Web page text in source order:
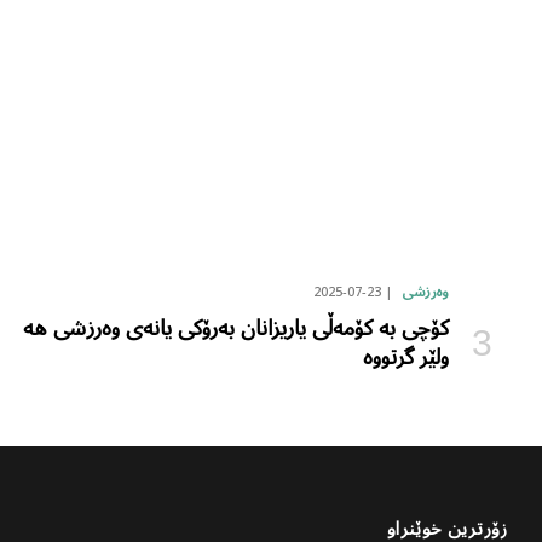
وەرزشی 2025-07-23
کۆچی بە کۆمەڵی یاریزانان بەرۆکی یانەی وەرزشی هە
ولێر گرتووە
زۆرترین خوێنراو